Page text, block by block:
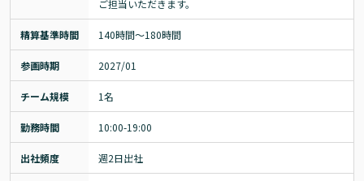
ご担当いただきます。
精算基準時間 140時間〜180時間
参画時期 2027/01
チーム規模 1名
勤務時間 10:00-19:00
出社頻度 週2日出社